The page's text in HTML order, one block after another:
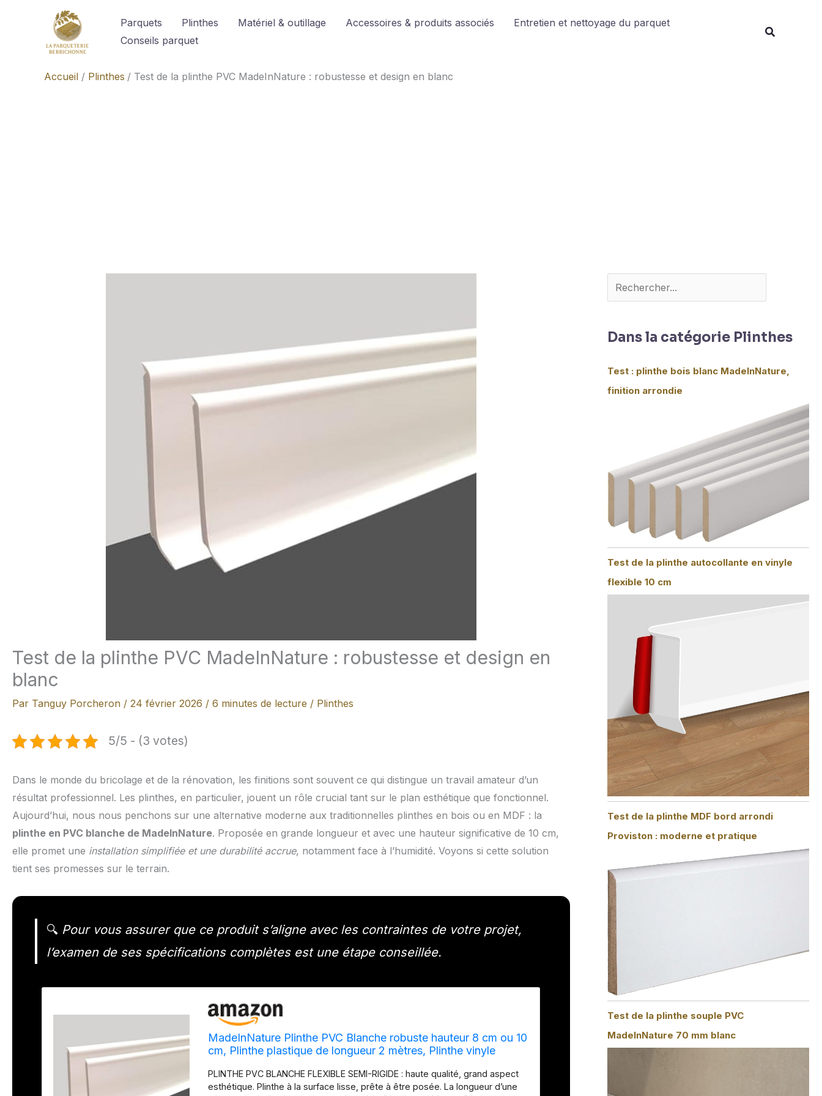
Parquets Plinthes Matériel & outillage Accessoires & produits associés
Entretien et nettoyage du parquet
Conseils parquet
Accueil Plinthes Test de la plinthe PVC MadeInNature : robustesse et design en blanc
Test de la plinthe PVC MadeInNature : robustesse et design en
blanc
Par Tanguy Porcheron / 24 février 2026 / 6 minutes de lecture / Plinthes
5/5 - (3 votes)
Dans le monde du bricolage et de la rénovation, les finitions sont souvent ce qui distingue un travail amateur d’un
résultat professionnel. Les plinthes, en particulier, jouent un rôle crucial tant sur le plan esthétique que fonctionnel.
Aujourd’hui, nous nous penchons sur une alternative moderne aux traditionnelles plinthes en bois ou en MDF : la
plinthe en PVC blanche de MadeInNature. Proposée en grande longueur et avec une hauteur significative de 10 cm,
elle promet une installation simplifiée et une durabilité accrue, notamment face à l’humidité. Voyons si cette solution
tient ses promesses sur le terrain.
🔍 Pour vous assurer que ce produit s’aligne avec les contraintes de votre projet,
l’examen de ses spécifications complètes est une étape conseillée.
MadeInNature Plinthe PVC Blanche robuste hauteur 8 cm ou 10
cm, Plinthe plastique de longueur 2 mètres, Plinthe vinyle
PLINTHE PVC BLANCHE FLEXIBLE SEMI-RIGIDE : haute qualité, grand aspect
esthétique. Plinthe à la surface lisse, prête à être posée. La longueur d’une
Dans la catégorie Plinthes
Test : plinthe bois blanc MadeInNature,
finition arrondie
Test de la plinthe autocollante en vinyle
flexible 10 cm
Test de la plinthe MDF bord arrondi
Proviston : moderne et pratique
Test de la plinthe souple PVC
MadeInNature 70 mm blanc